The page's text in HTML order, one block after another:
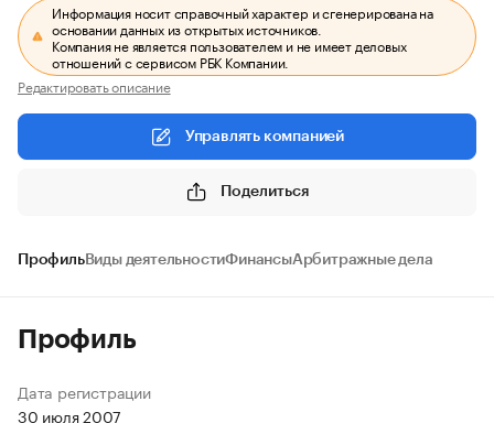
Информация носит справочный характер и сгенерирована на
основании данных из открытых источников.
Компания не является пользователем и не имеет деловых
отношений с сервисом РБК Компании.
Редактировать описание
Управлять компанией
Поделиться
ПрофильВиды деятельностиФинансыАрбитражные дела
Профиль
Дата регистрации
30 июля 2007